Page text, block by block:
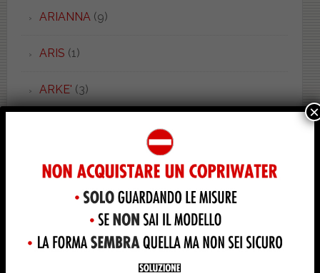
ARIANNA (9)
ARIS (1)
ARKE' (3)
ART CERAM(1)
(1)
ASOLO(3)
×